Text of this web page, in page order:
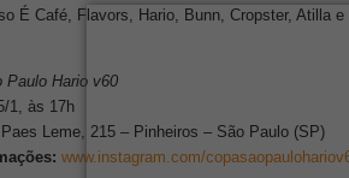
É Café, Flavors, Hario, Bunn, Cropster, Atilla e
Paulo Hario v60
1, às 17h
Paes Leme, 215 – Pinheiros – São Paulo (SP)
www.instagram.com/